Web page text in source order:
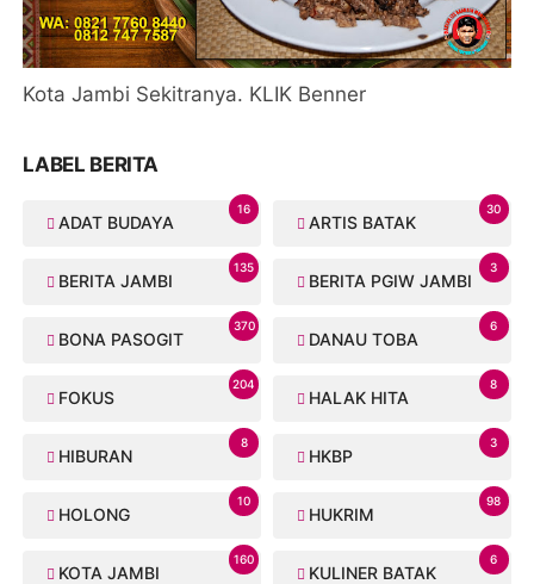
Kota Jambi Sekitranya. KLIK Benner
LABEL BERITA
ADAT BUDAYA
16
ARTIS BATAK
30
BERITA JAMBI
135
BERITA PGIW JAMBI
3
BONA PASOGIT
370
DANAU TOBA
6
FOKUS
204
HALAK HITA
8
HIBURAN
8
HKBP
3
HOLONG
10
HUKRIM
98
KOTA JAMBI
160
KULINER BATAK
6